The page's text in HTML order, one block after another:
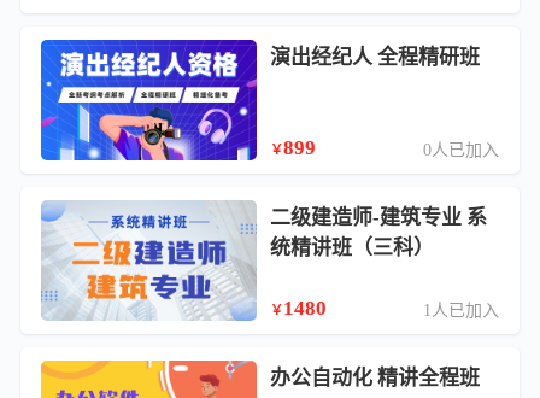
演出经纪人 全程精研班
￥899 0人已加入
二级建造师-建筑专业 系
统精讲班（三科）
￥1480 1人已加入
办公自动化 精讲全程班